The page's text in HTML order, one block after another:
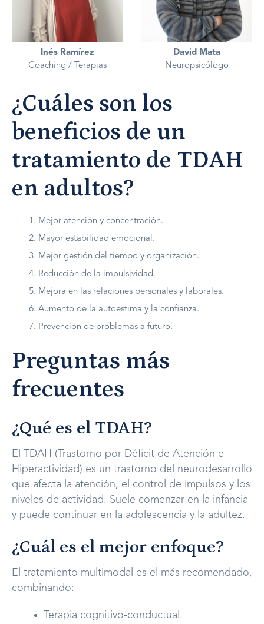
Inés Ramírez
Coaching / Terapias
David Mata
Neuropsicólogo
¿Cuáles son los
beneficios de un
tratamiento de TDAH
en adultos?
Mejor atención y concentración.
Mayor estabilidad emocional.
Mejor gestión del tiempo y organización.
Reducción de la impulsividad.
Mejora en las relaciones personales y laborales.
Aumento de la autoestima y la confianza.
Prevención de problemas a futuro.
Preguntas más
frecuentes
¿Qué es el TDAH?
El TDAH (Trastorno por Déficit de Atención e
Hiperactividad) es un trastorno del neurodesarrollo
que afecta la atención, el control de impulsos y los
niveles de actividad. Suele comenzar en la infancia
y puede continuar en la adolescencia y la adultez.
¿Cuál es el mejor enfoque?
El tratamiento multimodal es el más recomendado,
combinando:
Terapia cognitivo-conductual.